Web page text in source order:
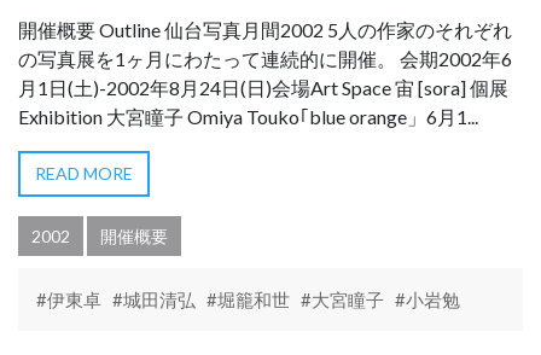
開催概要 Outline 仙台写真月間2002 5人の作家のそれぞれ
の写真展を1ヶ月にわたって連続的に開催。 会期2002年6
月1日(土)-2002年8月24日(日)会場Art Space 宙 [sora] 個展
Exhibition 大宮瞳子 Omiya Touko｢blue orange」6月1...
READ MORE
2002 開催概要
#伊東卓 #城田清弘 #堀籠和世 #大宮瞳子 #小岩勉